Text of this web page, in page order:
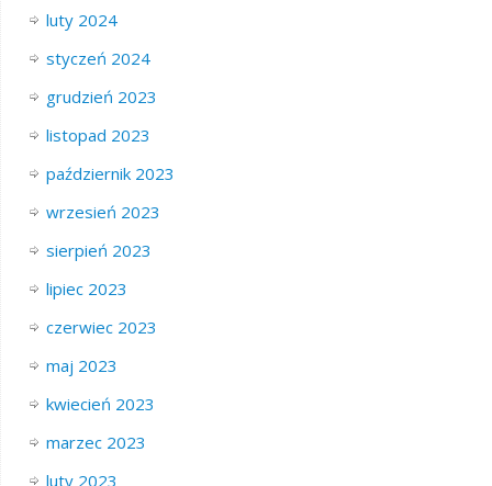
luty 2024
styczeń 2024
grudzień 2023
listopad 2023
październik 2023
wrzesień 2023
sierpień 2023
lipiec 2023
czerwiec 2023
maj 2023
kwiecień 2023
marzec 2023
luty 2023